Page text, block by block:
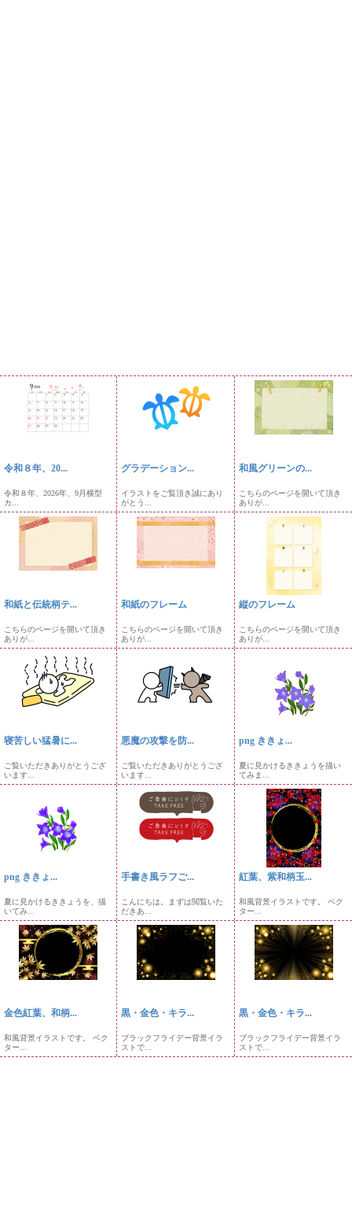
令和８年、20...
令和８年、2026年、9月横型
カ...
グラデーション...
イラストをご覧頂き誠にあり
がとう...
和風グリーンの...
こちらのページを開いて頂き
ありが...
和紙と伝統柄テ...
こちらのページを開いて頂き
ありが...
和紙のフレーム
こちらのページを開いて頂き
ありが...
縦のフレーム
こちらのページを開いて頂き
ありが...
寝苦しい猛暑に...
ご覧いただきありがとうござ
います...
悪魔の攻撃を防...
ご覧いただきありがとうござ
います...
png ききょ...
夏に見かけるききょうを描い
てみま...
png ききょ...
夏に見かけるききょうを、描
いてみ...
手書き風ラフご...
こんにちは。まずは閲覧いた
だきあ...
紅葉、紫和柄玉...
和風背景イラストです。 ベク
ター...
金色紅葉、和柄...
和風背景イラストです。 ベク
ター...
黒・金色・キラ...
ブラックフライデー背景イラ
ストで...
黒・金色・キラ...
ブラックフライデー背景イラ
ストで...